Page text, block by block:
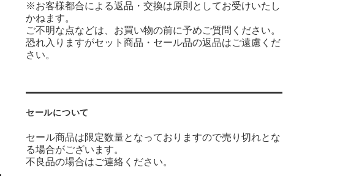
※お客様都合による返品・交換は原則としてお受けいたし
かねます。
ご不明な点などは、お買い物の前に予めご質問ください。
恐れ入りますがセット商品・セール品の返品はご遠慮くだ
さい。
セールについて
セール商品は限定数量となっておりますので売り切れとな
る場合がございます。
不良品の場合はご連絡ください。